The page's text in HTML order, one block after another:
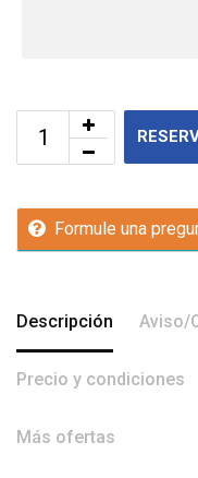
Formule una
Descripción Aviso/
Precio y condiciones
Más ofertas